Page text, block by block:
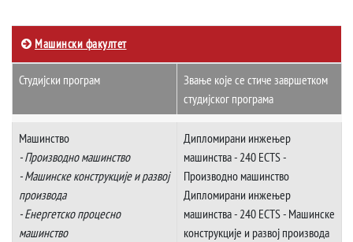
Машински факултет
Студијски програм
Звање које се стиче завршетком
студијског програма
Машинство
- Производно машинство
- Машинске конструкције и развој
производа
- Енергетско процесно
машинство
Диплoмирани инжењер
машинства - 240 ECTS -
Производно машинство
Дипломирани инжењер
машинства - 240 ECTS - Машинске
конструкције и развој производа